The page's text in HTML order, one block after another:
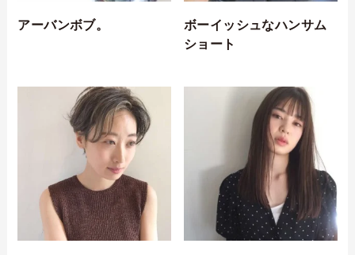
アーバンボブ。
ボーイッシュなハンサム
ショート